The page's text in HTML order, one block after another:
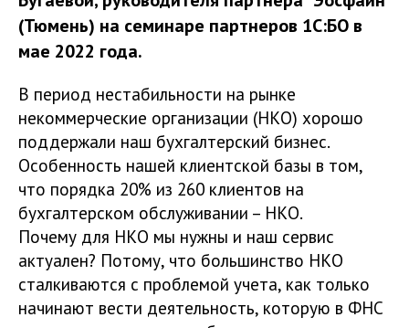
(Тюмень) на семинаре партнеров 1С:БО в
мае 2022 года.
В период нестабильности на рынке
некоммерческие организации (НКО) хорошо
поддержали наш бухгалтерский бизнес.
Особенность нашей клиентской базы в том,
что порядка 20% из 260 клиентов на
бухгалтерском обслуживании – НКО.
Почему для НКО мы нужны и наш сервис
актуален? Потому, что большинство НКО
сталкиваются с проблемой учета, как только
начинают вести деятельность, которую в ФНС